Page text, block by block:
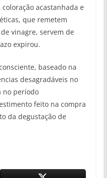
acastanhada e
que remetem
vinagre, servem de
expirou.
baseado na
desagradáveis no
no período
feito na compra
da degustação de